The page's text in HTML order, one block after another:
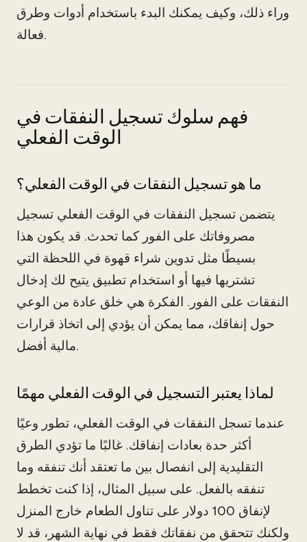
وراء ذلك، وكيف يمكنك البدء باستخدام أدوات وطرق
فعالة.
فهم سلوك تسجيل النفقات في
الوقت الفعلي
ما هو تسجيل النفقات في الوقت الفعلي؟
يتضمن تسجيل النفقات في الوقت الفعلي تسجيل
مصروفاتك على الفور كما تحدث. قد يكون هذا
بسيطًا مثل تدوين شراء قهوة في اللحظة التي
تشتريها فيها أو استخدام تطبيق يتيح لك إدخال
النفقات على الفور. الفكرة هي خلق عادة من الوعي
حول إنفاقك، مما يمكن أن يؤدي إلى اتخاذ قرارات
مالية أفضل.
لماذا يعتبر التسجيل في الوقت الفعلي مهمًا
عندما تسجل النفقات في الوقت الفعلي، تطور وعيًا
أكثر حدة بعادات إنفاقك. غالبًا ما تؤدي الطرق
التقليدية إلى انفصال بين ما تعتقد أنك تنفقه وما
تنفقه بالفعل. على سبيل المثال، إذا كنت تخطط
لإنفاق 100 دولار على تناول الطعام خارج المنزل
ولكنك تتحقق من نفقاتك فقط في نهاية الشهر، قد لا